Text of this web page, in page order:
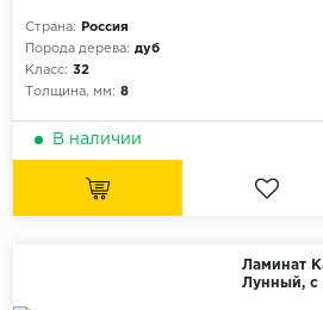
Страна:
Россия
Порода дерева: дуб
Класс: 32
Толщина, мм: 8
В наличии
Ламинат
Лунный, с